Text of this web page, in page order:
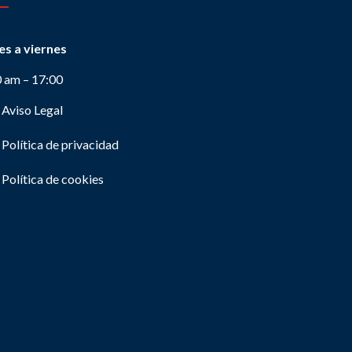
a viernes
am – 17:00
Aviso Legal
Política de privacidad
Política de cookies